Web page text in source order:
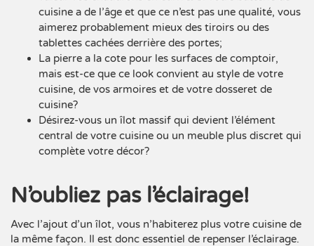
cuisine a de l’âge et que ce n’est pas une qualité, vous
aimerez probablement mieux des tiroirs ou des
tablettes cachées derrière des portes;
La pierre a la cote pour les surfaces de comptoir,
mais est-ce que ce look convient au style de votre
cuisine, de vos armoires et de votre dosseret de
cuisine?
Désirez-vous un îlot massif qui devient l’élément
central de votre cuisine ou un meuble plus discret qui
complète votre décor?
N’oubliez pas l’éclairage!
Avec l’ajout d’un îlot, vous n’habiterez plus votre cuisine de
la même façon. Il est donc essentiel de repenser l’éclairage.